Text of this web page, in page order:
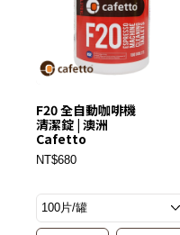
F20 全自動咖啡機
清潔錠 | 澳洲
Cafetto
NT$680